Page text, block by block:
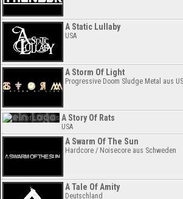
A Static Lullaby
USA
A Storm Of Light
Progressive Doom Sludge Metal aus
A Story Of Rats
USA
A Swarm Of The Sun
Hardcore / Noisecore aus Schweden
A Tale Of Amity
Deutschland